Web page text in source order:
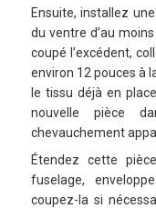
Ensuite, installez
du ventre d’au
coupé l’excédent,
environ 12 pouces à
le tissu déjà en
nouvelle pièce
chevauchement
Étendez cette
fuselage,
coupez-la si